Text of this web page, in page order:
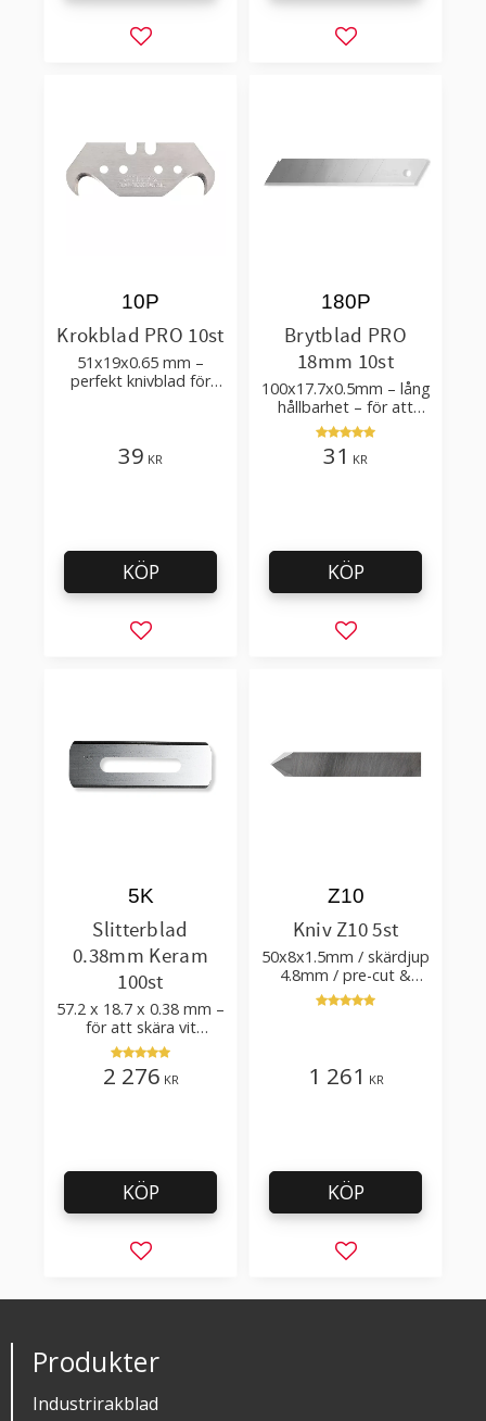
Lägg till i favoriter Lägg till i
Krokblad PRO 10st
51x19x0.65 mm –
perfekt knivblad för
10P
39 KR
Lägg till i favoriter
KÖP
Brytblad PRO
18mm 10st
100x17.7x0.5mm – lång
hållbarhet – för att
skära kartong, tapet
och golvmaterial
180P
31 KR
Lägg till i
KÖP
Slitterblad
0.38mm Keram
100st
57.2 x 18.7 x 0.38 mm –
för att skära vit
plastfilm med tillsatser
5K
2 276 KR
Lägg till i favoriter
KÖP
Kniv Z10 5st
50x8x1.5mm / skärdjup
4.8mm / pre-cut &
post-cut 0.84xTm /
skärvinkel 50°
Z10
1 261 KR
Lägg till i
KÖP
Produkter
Industrirakblad